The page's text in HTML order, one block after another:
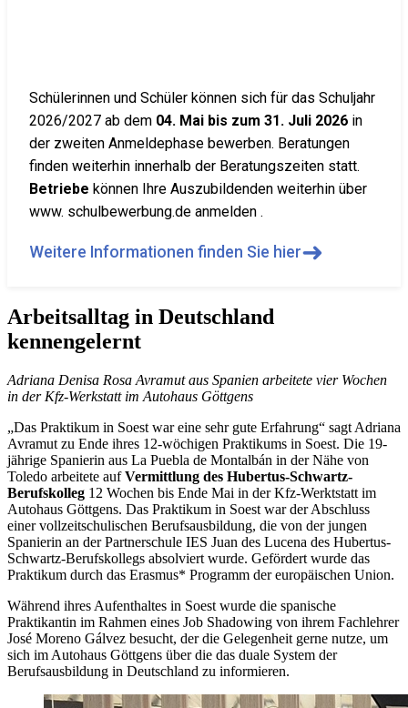
Schülerinnen und Schüler können sich für das Schuljahr
2026/2027 ab dem 04. Mai bis zum 31. Juli 2026 in
der zweiten Anmeldephase bewerben. Beratungen
finden weiterhin innerhalb der Beratungszeiten statt.
Betriebe können Ihre Auszubildenden weiterhin über
www. schulbewerbung.de anmelden .
Weitere Informationen finden Sie hier➜
Arbeitsalltag in Deutschland
kennengelernt
Adriana Denisa Rosa Avramut aus Spanien arbeitete vier Wochen
in der Kfz-Werkstatt im Autohaus Göttgens
„Das Praktikum in Soest war eine sehr gute Erfahrung“ sagt Adriana
Avramut zu Ende ihres 12-wöchigen Praktikums in Soest. Die 19-
jährige Spanierin aus La Puebla de Montalbán in der Nähe von
Toledo arbeitete aufVermittlung des Hubertus-Schwartz-
Berufskolleg 12 Wochen bis Ende Mai in der Kfz-Werktstatt im
Autohaus Göttgens. Das Praktikum in Soest war der Abschluss
einer vollzeitschulischen Berufsausbildung, die von der jungen
Spanierin an der Partnerschule IES Juan des Lucena des Hubertus-
Schwartz-Berufskollegs absolviert wurde. Gefördert wurde das
Praktikum durch das Erasmus* Programm der europäischen Union.
Während ihres Aufenthaltes in Soest wurde die spanische
Praktikantin im Rahmen eines Job Shadowing von ihrem Fachlehrer
José Moreno Gálvez besucht, der die Gelegenheit gerne nutze, um
sich im Autohaus Göttgens über die das duale System der
Berufsausbildung in Deutschland zu informieren.